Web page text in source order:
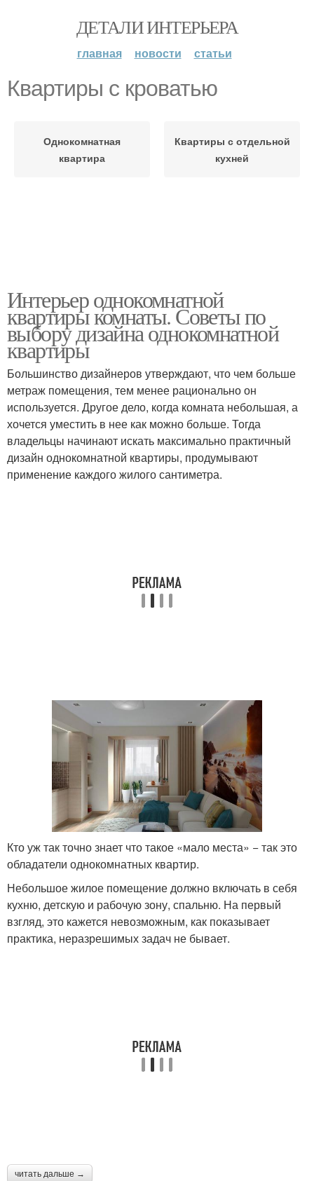
ДЕТАЛИ ИНТЕРЬЕРА
главная новости статьи
Квартиры с кроватью
Однокомнатная
квартира
Квартиры с отдельной
кухней
Интерьер однокомнатной
квартиры комнаты. Советы по
выбору дизайна однокомнатной
квартиры
Большинство дизайнеров утверждают, что чем больше
метраж помещения, тем менее рационально он
используется. Другое дело, когда комната небольшая, а
хочется уместить в нее как можно больше. Тогда
владельцы начинают искать максимально практичный
дизайн однокомнатной квартиры, продумывают
применение каждого жилого сантиметра.
Кто уж так точно знает что такое «мало места» − так это
обладатели однокомнатных квартир.
Небольшое жилое помещение должно включать в себя
кухню, детскую и рабочую зону, спальню. На первый
взгляд, это кажется невозможным, как показывает
практика, неразрешимых задач не бывает.
читать дальше →